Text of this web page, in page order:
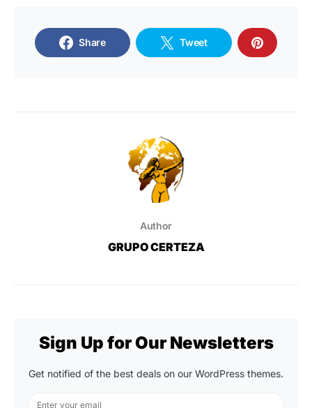
Share Tweet
Author
GRUPO CERTEZA
Sign Up for Our Newsletters
Get notified of the best deals on our WordPress themes.